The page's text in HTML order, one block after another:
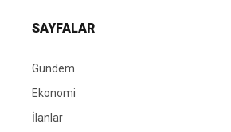
SAYFALAR
Gündem
Ekonomi
İlanlar